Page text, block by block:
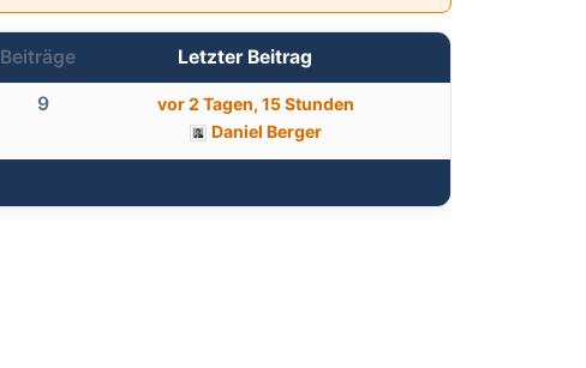
Beiträge Letzter Beitrag
9
vor 2 Tagen, 15 Stunden
Daniel Berger